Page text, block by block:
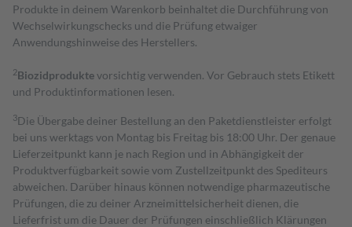
Produkte in deinem Warenkorb beinhaltet die Durchführung von
Wechselwirkungschecks und die Prüfung etwaiger
Anwendungshinweise des Herstellers.
2Biozidproduktevorsichtig verwenden. Vor Gebrauch stets Etikett
und Produktinformationen lesen.
3Die Übergabe deiner Bestellung an den Paketdienstleister erfolgt
bei uns werktags von Montag bis Freitag bis 18:00 Uhr. Der genaue
Lieferzeitpunkt kann je nach Region und in Abhängigkeit der
Produktverfügbarkeit sowie vom Zustellzeitpunkt des Spediteurs
abweichen. Darüber hinaus können notwendige pharmazeutische
Prüfungen, die zu deiner Arzneimittelsicherheit dienen, die
Lieferfrist um die Dauer der Prüfungen einschließlich Klärungen